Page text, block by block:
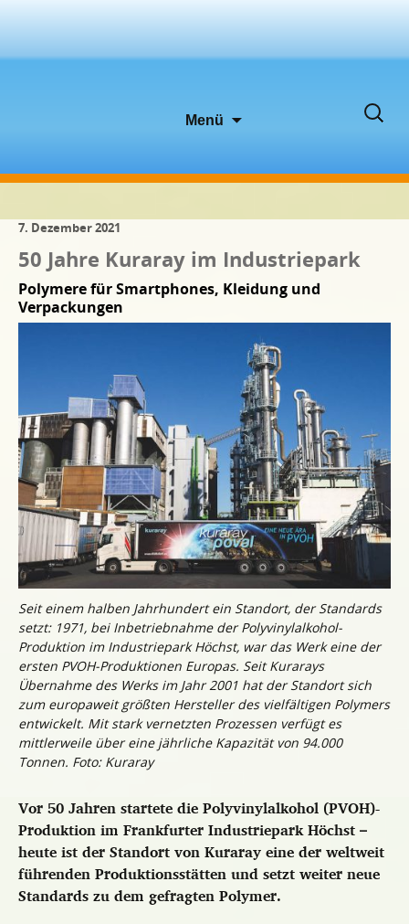
Menü
Suchen
7. Dezember 2021
50 Jahre Kuraray im Industriepark
Polymere für Smartphones, Kleidung und
Verpackungen
Seit einem halben Jahrhundert ein Standort, der Standards
setzt: 1971, bei Inbetriebnahme der Polyvinylalkohol-
Produktion im Industriepark Höchst, war das Werk eine der
ersten PVOH-Produktionen Europas. Seit Kurarays
Übernahme des Werks im Jahr 2001 hat der Standort sich
zum europaweit größten Hersteller des vielfältigen Polymers
entwickelt. Mit stark vernetzten Prozessen verfügt es
mittlerweile über eine jährliche Kapazität von 94.000
Tonnen. Foto: Kuraray
Vor 50 Jahren startete die Polyvinylalkohol (PVOH)-
Produktion im Frankfurter Industriepark Höchst –
heute ist der Standort von Kuraray eine der weltweit
führenden Produktionsstätten und setzt weiter neue
Standards zu dem gefragten Polymer.